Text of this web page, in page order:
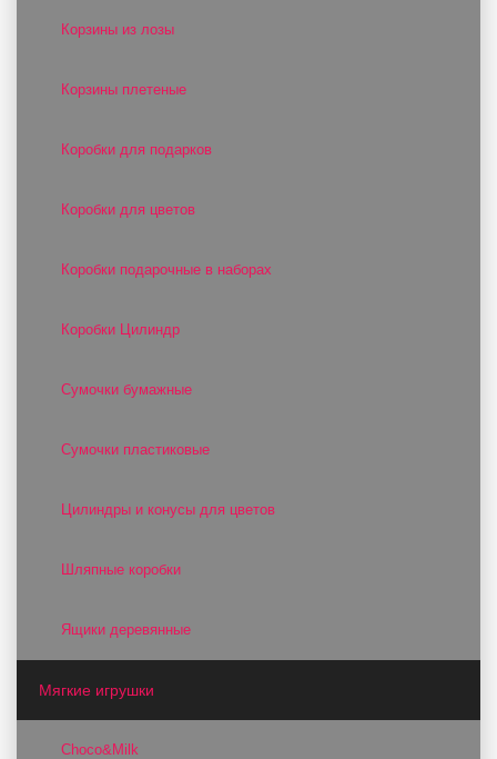
Корзины из лозы
Корзины плетеные
Коробки для подарков
Коробки для цветов
Коробки подарочные в наборах
Коробки Цилиндр
Сумочки бумажные
Сумочки пластиковые
Цилиндры и конусы для цветов
Шляпные коробки
Ящики деревянные
Мягкие игрушки
Choco&Milk